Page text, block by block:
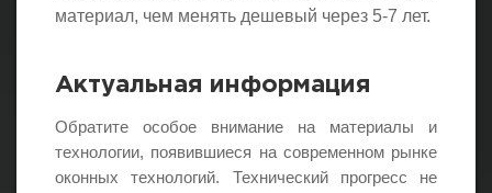
материал, чем менять дешевый через 5-7 лет.
Актуальная информация
Обратите особое внимание на материалы и
технологии, появившиеся на современном рынке
оконных технологий. Технический прогресс не